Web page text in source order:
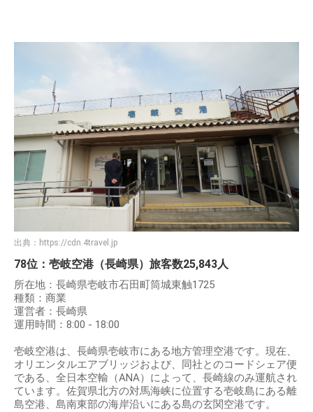
出典： https://cdn.4travel.jp
78位：壱岐空港（長崎県）旅客数25,843人
所在地：長崎県壱岐市石田町筒城東触1725
種類：商業
運営者：長崎県
運用時間：8:00 - 18:00
壱岐空港は、長崎県壱岐市にある地方管理空港です。現在、
オリエンタルエアブリッジおよび、同社とのコードシェア便
である、全日本空輸（ANA）によって、長崎線のみ運航され
ています。佐賀県北方の対馬海峡に位置する壱岐島にある離
島空港、島南東部の海岸沿いにある島の玄関空港です。